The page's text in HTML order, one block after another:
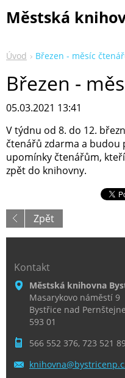
Městská
Úvod Březen - měsíc
Březen -
05.03.2021 13:41
V týdnu od 8. do 12.
čtenářů zdarma a budou
upomínky čtenářům,
zpět do knihovny.
Zpět
Kontakt
Městská knihovna
Masarykovo náměstí 9
Bystřice nad
593 01
566 552 376, 723 521
knihovna@bystric